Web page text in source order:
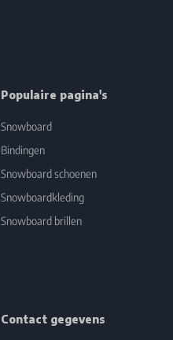
Populaire pagina's
Snowboard
Bindingen
Snowboard schoenen
Snowboardkleding
Snowboard brillen
Contact gegevens